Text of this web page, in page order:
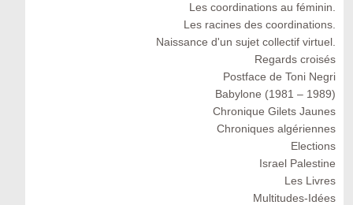
Les coordinations au féminin.
Les racines des coordinations.
Naissance d'un sujet collectif virtuel.
Regards croisés
Postface de Toni Negri
Babylone (1981 – 1989)
Chronique Gilets Jaunes
Chroniques algériennes
Elections
Israel Palestine
Les Livres
Multitudes-Idées